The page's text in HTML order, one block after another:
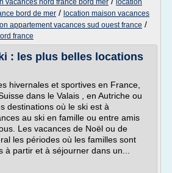
vacances nord france bord mer
location
bord de mer / location maison vacances
appartement vacances sud ouest france /
france
: les plus belles locations
hivernales et sportives en France,
dans le Valais , en Autriche ou
destinations où le ski est à
au ski en famille ou entre amis
Les vacances de Noël ou de
les périodes où les familles sont
à partir et à séjourner dans un...